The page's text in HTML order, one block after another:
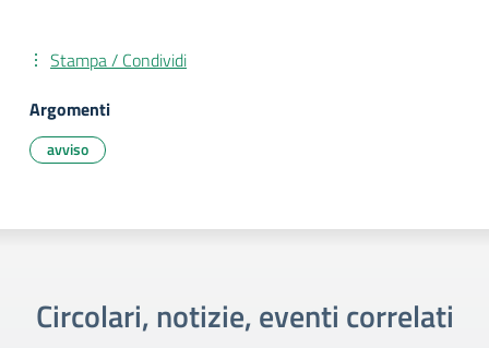
Stampa / Condividi
Argomenti
avviso
Circolari, notizie, eventi correlati